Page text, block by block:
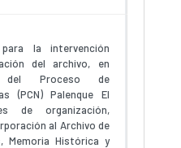
la intervención
del archivo, en
del Proceso de
(PCN) Palenque El
de organización,
al Archivo de
Memoria Histórica y